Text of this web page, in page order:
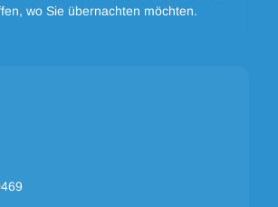
wo Sie übernachten möchten.